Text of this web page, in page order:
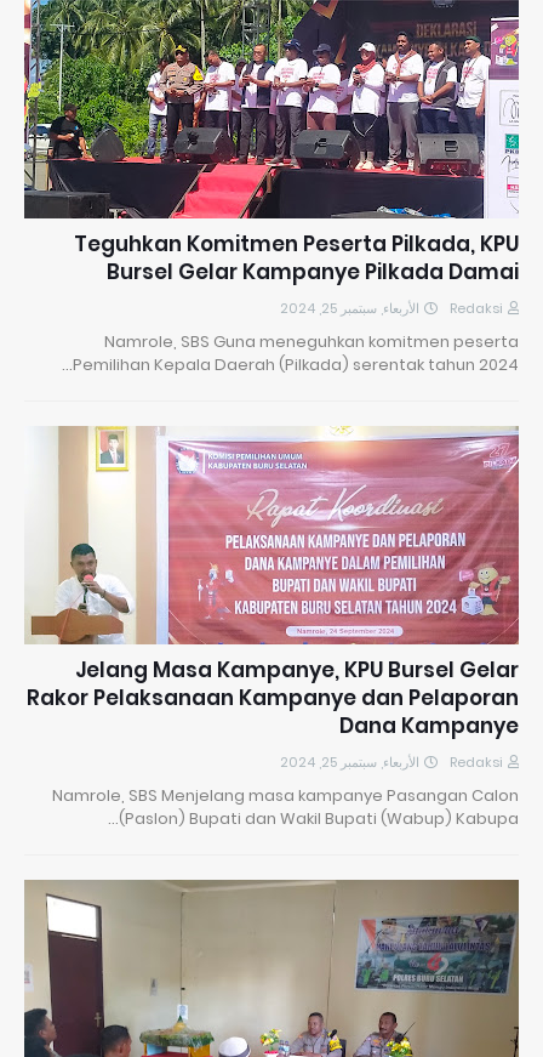
Teguhkan Komitmen Peserta Pilkada, KPU
Bursel Gelar Kampanye Pilkada Damai
Redaksi الأربعاء, سبتمبر 25, 2024
Namrole, SBS Guna meneguhkan komitmen peserta
Pemilihan Kepala Daerah (Pilkada) serentak tahun 2024…
Jelang Masa Kampanye, KPU Bursel Gelar
Rakor Pelaksanaan Kampanye dan Pelaporan
Dana Kampanye
Redaksi الأربعاء, سبتمبر 25, 2024
Namrole, SBS Menjelang masa kampanye Pasangan Calon
(Paslon) Bupati dan Wakil Bupati (Wabup) Kabupa…